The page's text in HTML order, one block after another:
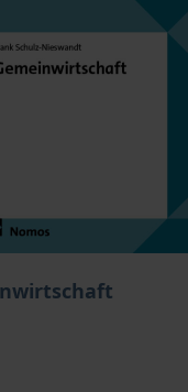
depends on the